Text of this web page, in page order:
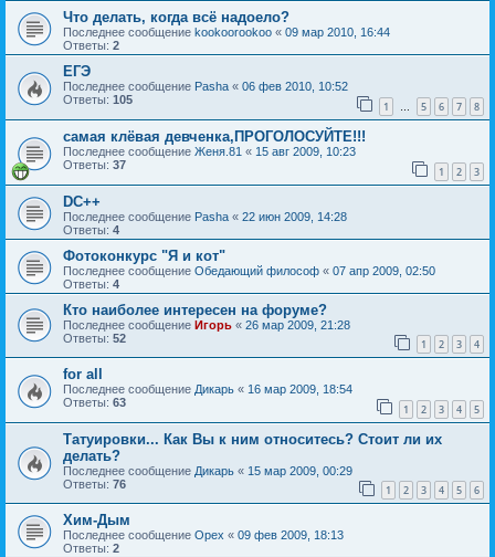
Что делать, когда всё надоело?
Последнее сообщение kookoorookoo « 09 мар 2010, 16:44
Ответы: 2
ЕГЭ
Последнее сообщение Pasha « 06 фев 2010, 10:52
Ответы: 105 1 … 5 6 7 8
самая клёвая девченка,ПРОГОЛОСУЙТЕ!!!
Последнее сообщение Женя.81 « 15 авг 2009, 10:23
Ответы: 37 1 2 3
DC++
Последнее сообщение Pasha « 22 июн 2009, 14:28
Ответы: 4
Фотоконкурс "Я и кот"
Последнее сообщение Обедающий философ « 07 апр 2009, 02:50
Ответы: 4
Кто наиболее интересен на форуме?
Последнее сообщение Игорь « 26 мар 2009, 21:28
Ответы: 52 1 2 3 4
for all
Последнее сообщение Дикарь « 16 мар 2009, 18:54
Ответы: 63 1 2 3 4 5
Татуировки... Как Вы к ним относитесь? Стоит ли их
делать?
Последнее сообщение Дикарь « 15 мар 2009, 00:29
Ответы: 76 1 2 3 4 5 6
Хим-Дым
Последнее сообщение Орех « 09 фев 2009, 18:13
Ответы: 2